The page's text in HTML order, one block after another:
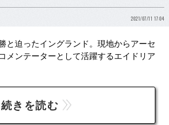
2021/07/11 17:04
と迫ったイングランド。現地からアーセ
メンテーターとして活躍するエイドリア
続きを読む